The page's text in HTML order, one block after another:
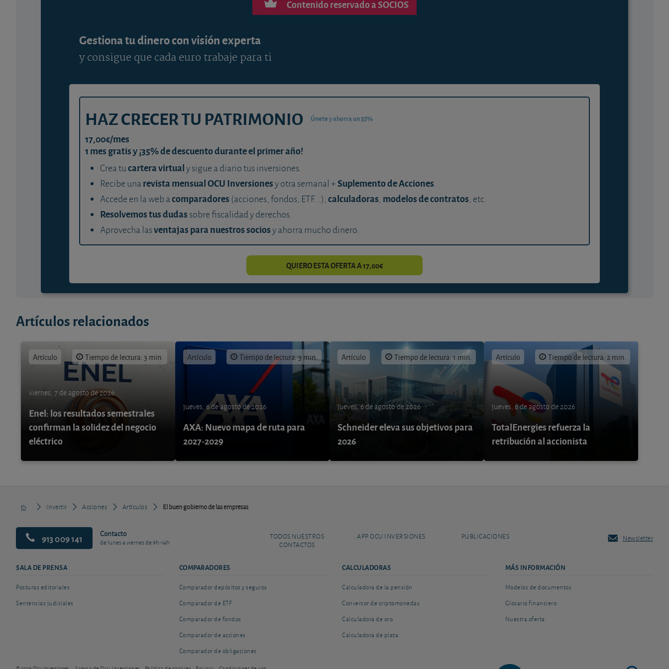
Contenido reservado a SOCIOS
Gestiona tu dinero con visión experta
y consigue que cada euro trabaje para ti
HAZ CRECER TU PATRIMONIO Únete y ahorra un 35%
17,00€/mes
1 mes gratis y ¡35% de descuento durante el primer año!
Crea tucartera virtualy sigue a diario tus inversiones.
Recibe unarevista mensual OCU Inversionesy otra semanal +Suplemento de Acciones.
Accede en la web acomparadores (acciones, fondos, ETF...), calculadoras, modelos de contratos, etc.
Resolvemos tus dudas sobre fiscalidad y derechos.
Aprovecha lasventajas para nuestros sociosy ahorra mucho dinero.
QUIERO ESTA OFERTA A 17,00€
Artículos relacionados
Artículo Tiempo de lectura: 3 min.
viernes, 7 de agosto de 2026
Enel: los resultados semestrales
confirman la solidez del negocio
eléctrico
Artículo Tiempo de lectura: 3 min.
jueves, 6 de agosto de 2026
AXA: Nuevo mapa de ruta para
2027-2029
Artículo Tiempo de lectura: 1 min.
jueves, 6 de agosto de 2026
Schneider eleva sus objetivos para
2026
Artículo Tiempo de lectura: 2 min.
jueves, 6 de agosto de 2026
TotalEnergies refuerza la
retribución al accionista
Invertir Acciones Artículos El buen gobierno de las empresas
913 009 141 Contacto
de lunes a viernes de 9h-14h
TODOS NUESTROS
CONTACTOS
APP OCU INVERSIONES PUBLICACIONES Newsletter
SALA DE PRENSA
Posturas editoriales
Sentencias judiciales
COMPARADORES
Comparador depósitos y seguros
Comparador de ETF
Comparador de fondos
Comparador de acciones
Comparador de obligaciones
CALCULADORAS
Calculadora de la pensión
Conversor de criptomonedas
Calculadora de oro
Calculadora de plata
MÁS INFORMACIÓN
Modelos de documentos
Glosario financiero
Nuestra oferta